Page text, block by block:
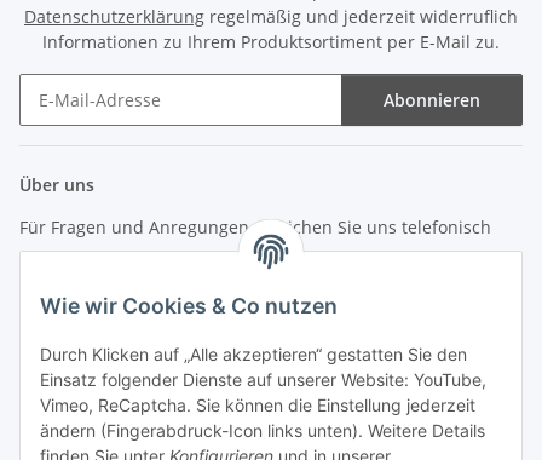
Wie wir Cookies & Co nutzen
Durch Klicken auf „Alle akzeptieren“ gestatten Sie den
Einsatz folgender Dienste auf unserer Website: YouTube,
Vimeo, ReCaptcha. Sie können die Einstellung jederzeit
ändern (Fingerabdruck-Icon links unten). Weitere Details
Datenschutzerklärung regelmäßig und jederzeit widerruflich
Informationen zu Ihrem Produktsortiment per E-Mail zu.
Abonnieren
Über uns
Für Fragen und Anregungen erreichen Sie uns telefonisch
info (at) zweitedel.de
Informationen
Gesetzliche Informationen